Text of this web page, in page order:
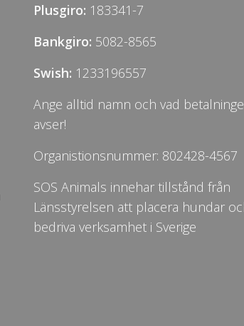
Plusgiro: 183341-7
Bankgiro: 5082-8565
Swish: 1233196557
Ange alltid namn och vad
avser!
Organistionsnummer: 802428-4567
SOS Animals innehar tillstånd från
Länsstyrelsen att placera hundar
bedriva verksamhet i Sverige